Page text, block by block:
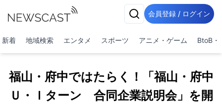
会員登録 / ログイン
新着 地域検索 エンタメ スポーツ アニメ・ゲーム BtoB・
福山・府中ではたらく！「福山・府中
Ｕ・Ｉターン 合同企業説明会」を開